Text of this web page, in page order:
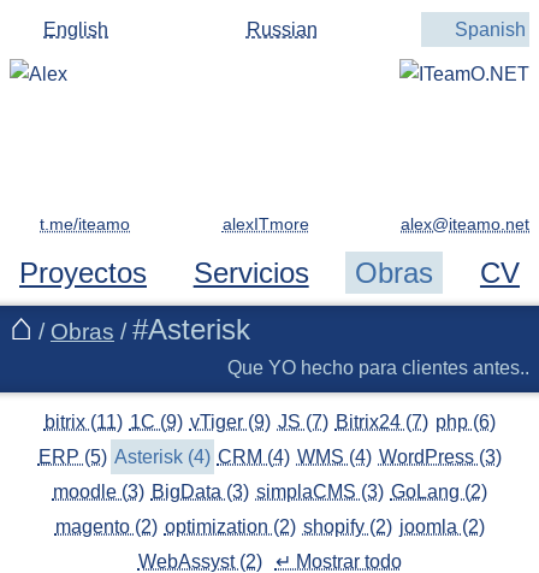
English Russian Spanish
Proyectos Servicios Obras CV
t.me/iteamo alexITmore
/ Obras / #Asterisk
Que YO hecho para clientes antes..
bitrix (11) 1C (9) vTiger (9) JS (7) Bitrix24 (7) php (6)
ERP (5) Asterisk (4) CRM (4) WMS (4) WordPress (3)
moodle (3) BigData (3) simplaCMS (3) GoLang (2)
magento (2) optimization (2) shopify (2) joomla (2)
WebAssyst (2)
↵ Mostrar todo